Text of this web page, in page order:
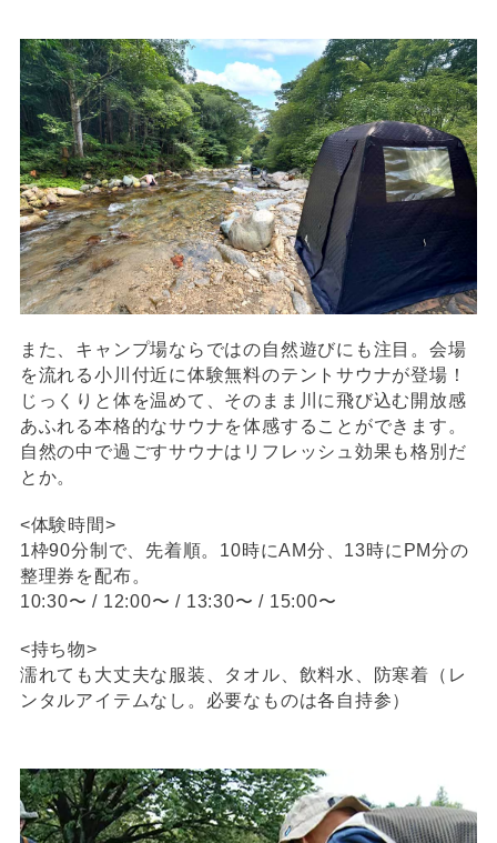
また、キャンプ場ならではの自然遊びにも注目。会場
を流れる小川付近に体験無料のテントサウナが登場！
じっくりと体を温めて、そのまま川に飛び込む開放感
あふれる本格的なサウナを体感することができます。
自然の中で過ごすサウナはリフレッシュ効果も格別だ
とか。
<体験時間>
1枠90分制で、先着順。10時にAM分、13時にPM分の
整理券を配布。
10:30〜 / 12:00〜 / 13:30〜 / 15:00〜
<持ち物>
濡れても大丈夫な服装、タオル、飲料水、防寒着（レ
ンタルアイテムなし。必要なものは各自持参）